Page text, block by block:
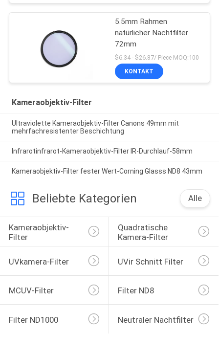
5.5mm Rahmen
natürlicher Nachtfilter
72mm
$6.34 - $26.87/ Piece MOQ:100
KONTAKT
Kameraobjektiv-Filter
Ultraviolette Kameraobjektiv-Filter Canons 49mm mit
mehrfachresistenter Beschichtung
Infrarotinfrarot-Kameraobjektiv-Filter IR-Durchlauf-58mm
Kameraobjektiv-Filter fester Wert-Corning Glasss ND8 43mm
Beliebte Kategorien Alle
Kameraobjektiv-
Filter
Quadratische
Kamera-Filter
UVkamera-Filter UVir Schnitt Filter
MCUV-Filter Filter ND8
Filter ND1000 Neutraler Nachtfilter